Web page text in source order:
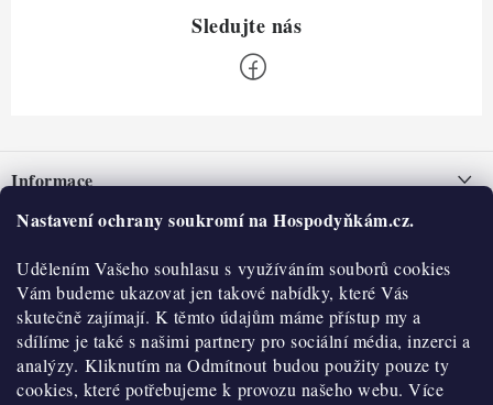
Nastavení ochrany soukromí na Hospodyňkám.cz.
Udělením Vašeho souhlasu s využíváním souborů cookies
Vám budeme ukazovat jen takové nabídky, které Vás
skutečně zajímají. K těmto údajům máme přístup my a
sdílíme je také s našimi partnery pro sociální média, inzerci a
analýzy. Kliknutím na Odmítnout budou použity pouze ty
cookies, které potřebujeme k provozu našeho webu. Více
pInformace
Nepřevzetí zásilky na dobírku
Obchodní podmínky
Hodnocení obchodu
Blog
Moje objednávka
O nás
Historie
Kontakty
O nákupu
Reklamace a vratky
Výdejní místa